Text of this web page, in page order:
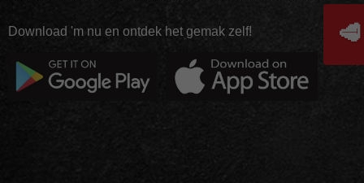
Download 'm nu en ontdek het gemak zelf! 🥩